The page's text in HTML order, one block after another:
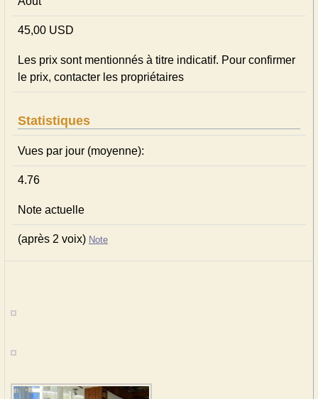
45,00 USD
Les prix sont mentionnés à titre indicatif. Pour confirmer
le prix, contacter les propriétaires
Statistiques
Vues par jour (moyenne):
4.76
Note actuelle
(après 2 voix) Note